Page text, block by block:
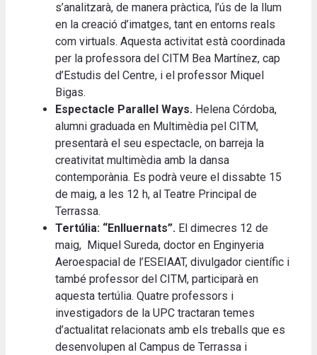
s’analitzarà, de manera pràctica, l’ús de la llum
en la creació d’imatges, tant en entorns reals
com virtuals. Aquesta activitat està coordinada
per la professora del CITM Bea Martínez, cap
d’Estudis del Centre, i el professor Miquel
Bigas.
Espectacle Parallel Ways. Helena Córdoba,
alumni graduada en Multimèdia pel CITM,
presentarà el seu espectacle, on barreja la
creativitat multimèdia amb la dansa
contemporània. Es podrà veure el dissabte 15
de maig, a les 12 h, al Teatre Principal de
Terrassa.
Tertúlia: “Enlluernats”. El dimecres 12 de
maig, Miquel Sureda, doctor en Enginyeria
Aeroespacial de l’ESEIAAT, divulgador científic i
també professor del CITM, participarà en
aquesta tertúlia. Quatre professors i
investigadors de la UPC tractaran temes
d’actualitat relacionats amb els treballs que es
desenvolupen al Campus de Terrassa i